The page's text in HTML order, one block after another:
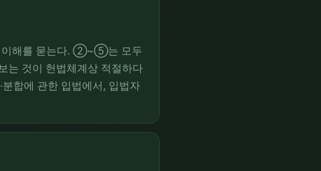
이해를 묻는다. ②~⑤는 모두
는 것이 헌법체계상 적절하다
합에 관한 입법에서, 입법자
석상 도출되는 청문에 대한